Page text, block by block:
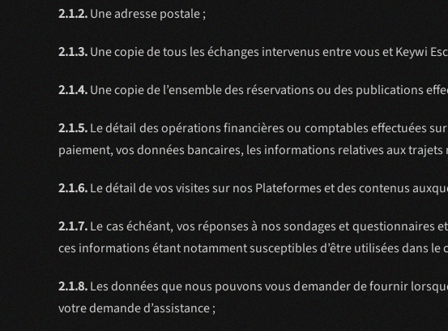
2.1.2.Une adresse postale ;
2.1.3.Une copie de tous les échanges intervenus entre vous et Keywi
2.1.4.Une copie de l’ensemble des réservations ou des publications
2.1.5.Le détail des opérations financières ou comptables effectuées
paiement, vos données bancaires, les informations relatives aux
2.1.6.Le détail de vos visites sur nos Plateformes et des contenus
2.1.7.Le cas échéant, vos réponses à nos sondages et
ces informations étant notamment susceptibles d’être utilisées dans
2.1.8.Les données que nous pouvons vous demander de fournir
votre demande d’assistance ;